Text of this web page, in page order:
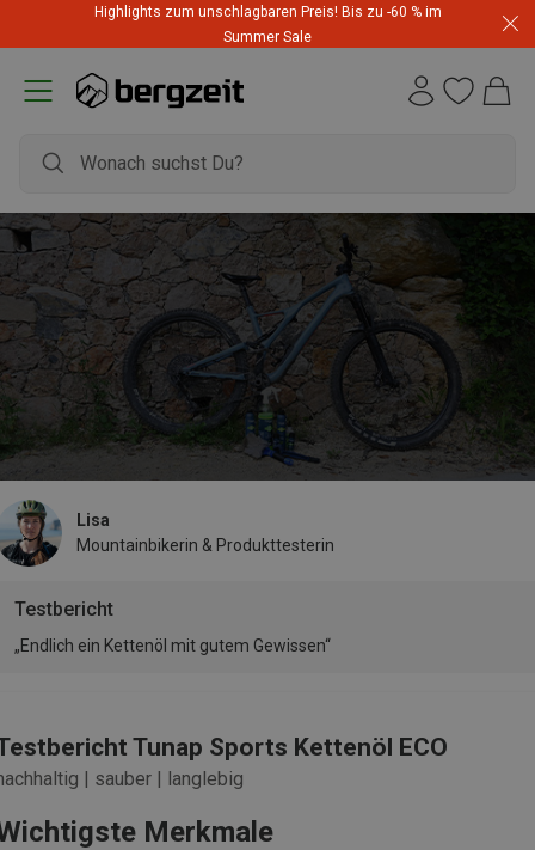
Highlights zum unschlagbaren Preis! Bis zu -60 % im
Summer Sale
Testbericht
Lisa
Mountainbikerin & Produkttesterin
„Endlich ein Kettenöl mit gutem Gewissen“
Tunap Sports Kettenöl ECO
| sauber | langlebig
Merkmale